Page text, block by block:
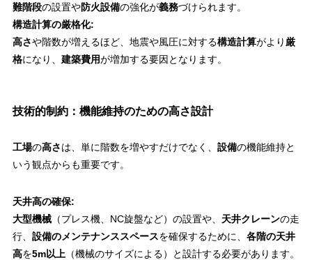
難階段の設置や防火設備の強化が義務づけられます。
構造計算の厳格化:
高さや階数が増えるほど、地震や風圧に対する構造計算がより 厳
格になり、 建築費用が増加する要因となります。
技術的制約：機能維持のための高さ設計
工場の高さは、単に階数を増やすだけでなく、 設備の機能維持と
いう観点からも重要です。
天井高の確保:
大型機械（プレス機、NC旋盤など）の設置や、 天井クレーンの走
行、 設備のメンテナンススペースを確保するために、 各階の天井
高を5m以上 （機械のサイズによる）と設計する必要があります。